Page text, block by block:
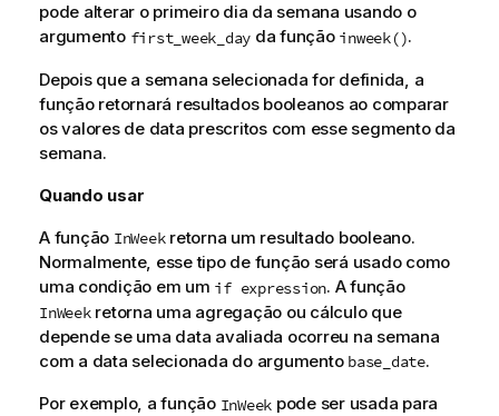
pode alterar o primeiro dia da semana usando o
argumento first_week_day da função inweek().
Depois que a semana selecionada for definida, a
função retornará resultados booleanos ao comparar
os valores de data prescritos com esse segmento da
semana.
Quando usar
A função InWeekretorna um resultado booleano.
Normalmente, esse tipo de função será usado como
uma condição em um if expression. A função
InWeekretorna uma agregação ou cálculo que
depende se uma data avaliada ocorreu na semana
com a data selecionada do argumento base_date.
Por exemplo, a função InWeek pode ser usada para